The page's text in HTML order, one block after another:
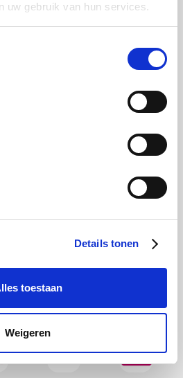
uw gebruik van hun services.
Details tonen
toestaan
Weigeren
Lufthansa
DeubaXXL
Tennis Point My Jewellery